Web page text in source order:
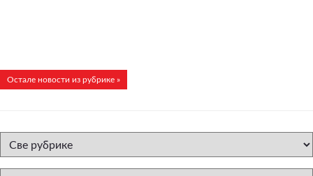
Остале новости из рубрике »